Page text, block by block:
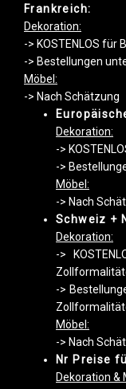
Frankreich:
Dekoration:
-> KOSTENLOS für
-> Bestellungen
Möbel:
-> Nach Schätzung
Dekoration:
->
->
Möbel:
-> Nach
Schweiz +
Dekoration:
->
->
Möbel:
-> Nach
Nr Preise
Dekoration &